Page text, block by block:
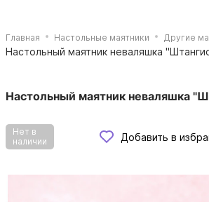
Главная Настольные маятники Другие
Настольный маятник неваляшка
Настольный маятник неваляшка
Нет в
наличии
Добавить в